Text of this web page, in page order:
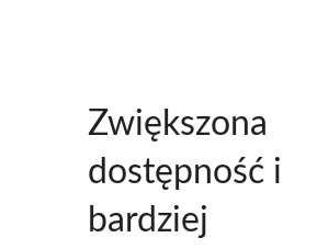
Zwiększona
dostępność i
bardziej